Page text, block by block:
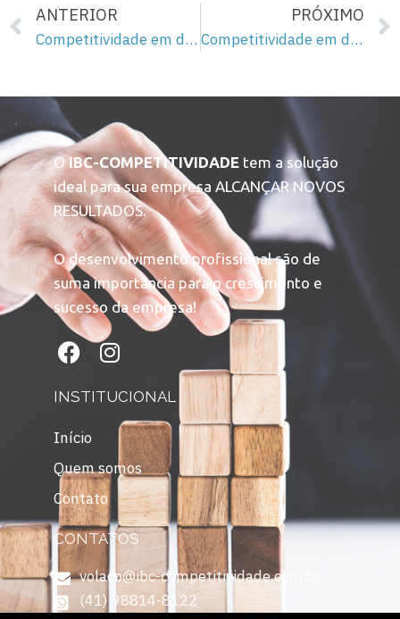
ANTERIOR
Competitividade em doses homeopáticas: ferramentas de gestão – video 3
PRÓXIMO
Competitividade em doses homeoaticas: ferramentas de gestão – video 5
O IBC-COMPETITIVIDADE tem a solução
ideal para sua empresa ALCANÇAR NOVOS
RESULTADOS.
O desenvolvimento profissional são de
suma importância para o crescimento e
sucesso da empresa!
INSTITUCIONAL
Início
Quem somos
Contato
CONTATOS
volaco@ibc-competitividade.com.br
(41) 98814-8122